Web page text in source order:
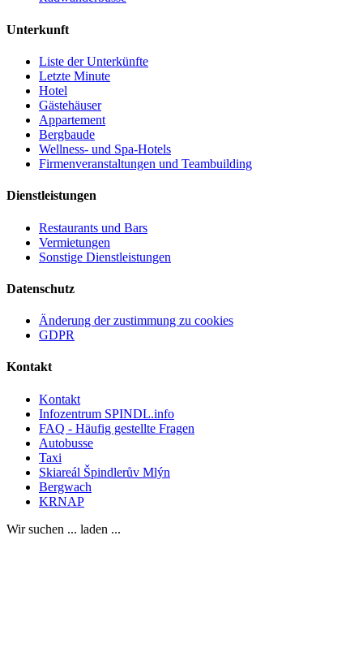
Unterkunft
Liste der Unterkünfte
Letzte Minute
Hotel
Gästehäuser
Appartement
Bergbaude
Wellness- und Spa-Hotels
Firmenveranstaltungen und Teambuilding
Dienstleistungen
Restaurants und Bars
Vermietungen
Sonstige Dienstleistungen
Datenschutz
Änderung der zustimmung zu cookies
GDPR
Kontakt
Kontakt
Infozentrum SPINDL.info
FAQ - Häufig gestellte Fragen
Autobusse
Taxi
Skiareál Špindlerův Mlýn
Bergwach
KRNAP
Wir suchen ... laden ...